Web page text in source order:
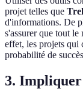
projet telles que
d'informations. De
s'assurer que tout le
effet, les projets qui
probabilité de
3. Impliquer